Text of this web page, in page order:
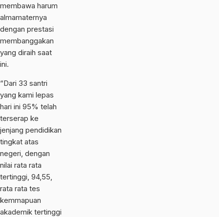
membawa harum
almamaternya
dengan prestasi
membanggakan
yang diraih saat
ini.
“Dari 33 santri
yang kami lepas
hari ini 95% telah
terserap ke
jenjang pendidikan
tingkat atas
negeri, dengan
nilai rata rata
tertinggi, 94,55,
rata rata tes
kemmapuan
akademik tertinggi